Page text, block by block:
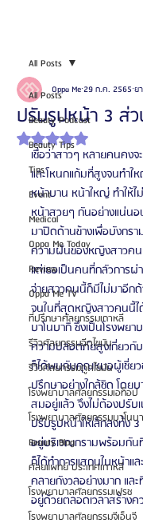
All Posts
Beauty Podcast
Beauty Tips
Tips
Event
Medical
Oppa Me Today
Review
Oppa Me TV
ที่ปรึกษาศัลยกรรมเกาหลี
รีวิวศัลยกรรมฉีดไขมัน
รีวิวศัลยกรรมดูดไขมัน
โรงพยาบาลศัลยกรรมเอท็อป
โรงพยาบาลศัลยกรรมบาโนบ
Beauty Blog
ศัลยแพทย์ ประเทศเกาหลี
โรงพยาบาลศัลยกรรมเฟรช
โรงพยาบาลศัลยกรรมจีเอ็นจี
All Posts
ปรับรูปหน้า 3 ส่ว
Oppa Me29 ก.ค. 2565 ย
ได้รับ NaN เต็ม 5 ดาว
เชื่อว่าสาวๆ หลายคนคง
และโหนกแก้มที่สูงจนทำ
หน้าบาน หน้าใหญ่ ทำให้
หน้าสวยๆ กันอย่างแน่นอ
มาปิดด้านข้างเพื่อบังกร
ความฝันของหญิงสาวค
แต่เธอเป็นคนที่กลัวการผ่
จ่ายสาวคนนี้ก็มีไม่มาอีก
จนในที่สุดหญิงสาวคนนี้ไ
บาโนบากิ ซึ่งเป็นโรงพย
ความปลอดภัยสูงเกี่ยวกั
ก็ได้พบกับคุณหมอผู้เชี่ยว
ปรึกษาอย่างใกล้ชิด โดย
สมอยู่แล้ว จึงไม่ต้องปรับเ
ปรับรูปหน้าให้เล็กลงทั้ง
อยู่บริเวณกรามพร้อมกั
ก็ได้ทำการแสกนใบหน้าแ
คลายกังวลอย่างมาก แ
อยู่ด้วยตลอดเวลาสร้างค